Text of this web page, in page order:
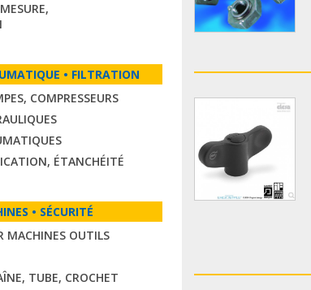
• FILTRATION
COMPRESSEURS
ÉTANCHÉITÉ
• SÉCURITÉ
MACHINES OUTILS
TUBE, CROCHET